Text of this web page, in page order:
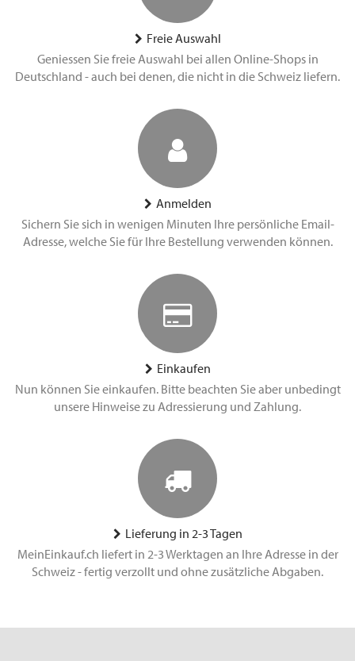
Freie Auswahl
Geniessen Sie freie Auswahl bei allen Online-Shops in
Deutschland - auch bei denen, die nicht in die Schweiz liefern.
Anmelden
Sichern Sie sich in wenigen Minuten Ihre persönliche Email-
Adresse, welche Sie für Ihre Bestellung verwenden können.
Einkaufen
Nun können Sie einkaufen. Bitte beachten Sie aber unbedingt
unsere Hinweise zu Adressierung und Zahlung.
Lieferung in 2-3 Tagen
MeinEinkauf.ch liefert in 2-3 Werktagen an Ihre Adresse in der
Schweiz - fertig verzollt und ohne zusätzliche Abgaben.